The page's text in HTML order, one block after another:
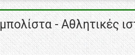
- Αθλητικές